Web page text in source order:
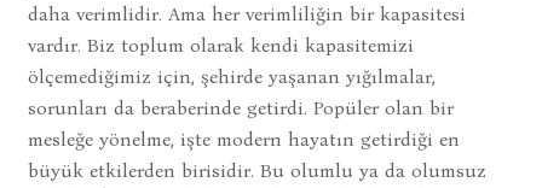
daha verimlidir. Ama her verimliliğin bir kapasitesi
vardır. Biz toplum olarak kendi kapasitemizi
ölçemediğimiz için, şehirde yaşanan yığılmalar,
sorunları da beraberinde getirdi. Popüler olan bir
mesleğe yönelme, işte modern hayatın getirdiği en
büyük etkilerden birisidir. Bu olumlu ya da olumsuz